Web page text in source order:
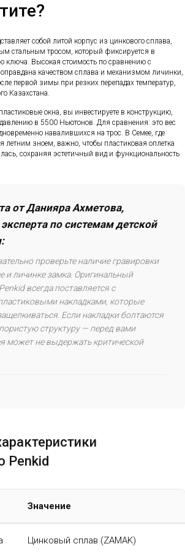
собой литой корпус из цинкового сплава,
стальным тросом, который фиксируется в
ключа. Высокая стоимость по сравнению с
качеством сплава и механизмом личинки,
первой зимы при резких перепадах температур,
Казахстана.
окна, вы инвестируете в конструкцию,
в 5500 Ньютонов. Для сравнения: это вес
навалившихся на трос. В Семее, где
зноем, важно, чтобы пластиковая оплетка
сохраняя эстетичный вид и функциональность
от Данияра Ахметова,
эксперта по системам детской
проверьте наличие гравировки
и личинке замка. Оригинальный
всегда поставляется с
накладками, которые
Если накладки болтаются
структуру — перед вами
может не выдержать критической
Penkid
Значение
Цинковый сплав (ZAMAK)